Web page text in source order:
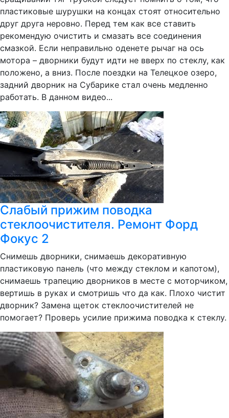
пластиковые шурушки на концах стоят относительно
друг друга неровно. Перед тем как все ставить
рекомендую очистить и смазать все соединения
смазкой. Если неправильно оденете рычаг на ось
мотора – дворники будут идти не вверх по стеклу, как
положено, а вниз. После поездки на Телецкое озеро,
задний дворник на Субарике стал очень медленно
работать. В данном видео...
Слабый прижим поводка
стеклоочистителя. Ремонт Форд
Фокус 2
Снимешь дворники, снимаешь декоративную
пластиковую панель (что между стеклом и капотом),
снимаешь трапецию дворников в месте с моторчиком,
вертишь в руках и смотришь что да как. Плохо чистит
дворник? Замена щеток стеклоочистителей не
помогает? Проверь усилие прижима поводка к стеклу.